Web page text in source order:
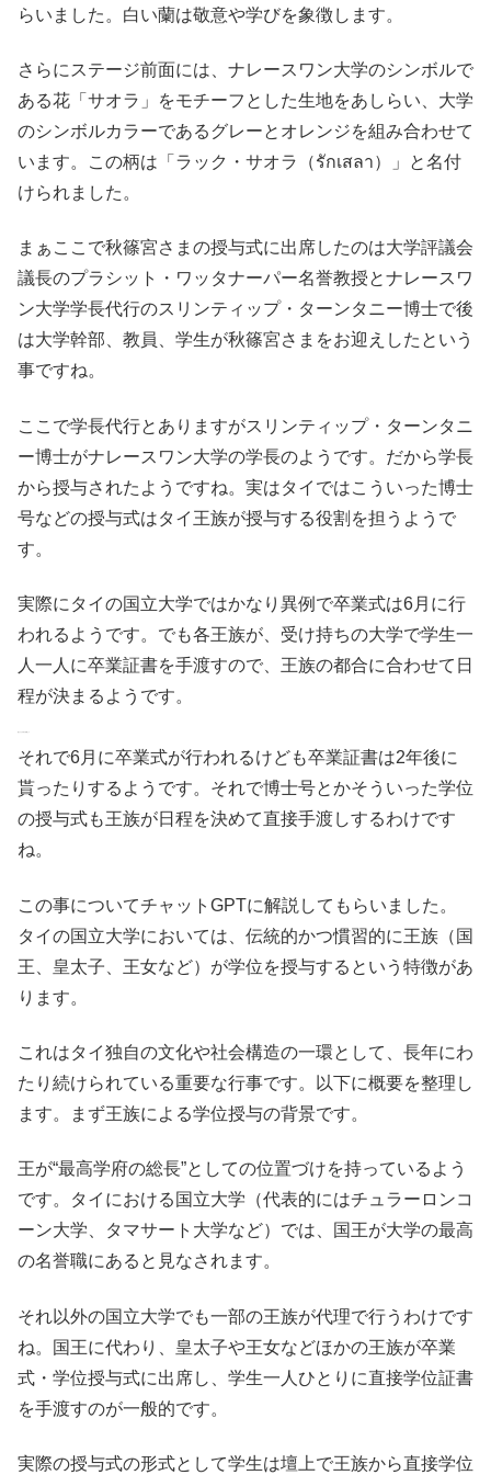
らいました。白い蘭は敬意や学びを象徴します。
さらにステージ前面には、ナレースワン大学のシンボルで
ある花「サオラ」をモチーフとした生地をあしらい、大学
のシンボルカラーであるグレーとオレンジを組み合わせて
います。この柄は「ラック・サオラ（รักเสลา）」と名付
けられました。
まぁここで秋篠宮さまの授与式に出席したのは大学評議会
議長のプラシット・ワッタナーパー名誉教授とナレースワ
ン大学学長代行のスリンティップ・ターンタニー博士で後
は大学幹部、教員、学生が秋篠宮さまをお迎えしたという
事ですね。
ここで学長代行とありますがスリンティップ・ターンタニ
ー博士がナレースワン大学の学長のようです。だから学長
から授与されたようですね。実はタイではこういった博士
号などの授与式はタイ王族が授与する役割を担うようで
す。
実際にタイの国立大学ではかなり異例で卒業式は6月に行
われるようです。でも各王族が、受け持ちの大学で学生一
人一人に卒業証書を手渡すので、王族の都合に合わせて日
程が決まるようです。
それで6月に卒業式が行われるけども卒業証書は2年後に
貰ったりするようです。それで博士号とかそういった学位
の授与式も王族が日程を決めて直接手渡しするわけです
ね。
この事についてチャットGPTに解説してもらいました。
タイの国立大学においては、伝統的かつ慣習的に王族（国
王、皇太子、王女など）が学位を授与するという特徴があ
ります。
これはタイ独自の文化や社会構造の一環として、長年にわ
たり続けられている重要な行事です。以下に概要を整理し
ます。まず王族による学位授与の背景です。
王が“最高学府の総長”としての位置づけを持っているよう
です。タイにおける国立大学（代表的にはチュラーロンコ
ーン大学、タマサート大学など）では、国王が大学の最高
の名誉職にあると見なされます。
それ以外の国立大学でも一部の王族が代理で行うわけです
ね。国王に代わり、皇太子や王女などほかの王族が卒業
式・学位授与式に出席し、学生一人ひとりに直接学位証書
を手渡すのが一般的です。
実際の授与式の形式として学生は壇上で王族から直接学位